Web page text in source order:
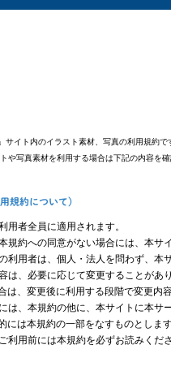
サイト内のイラスト素材、写真の利用規約で
や写真素材を利用する場合は下記の内容を
規約について)
用者全員に適用されます。
規約への同意がない場合には、本サ
利用者は、個人・法人を問わず、本
は、必要に応じて変更することがあ
は、変更後に利用する段階で変更内
は、本規約の他に、本サイトに本サ
には本規約の一部をなすものとします
利用前には本規約を必ずお読みくださ